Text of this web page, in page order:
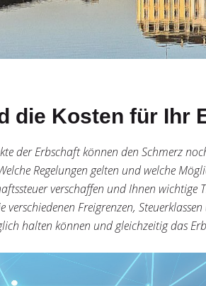
Kosten für Ihr
der Erbschaft können den Schmerz
Regelungen gelten und welche
verschaffen und Ihnen wichtige
Freigrenzen,
halten können und gleichzeitig das